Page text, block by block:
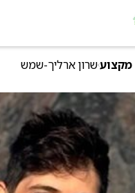
מקצועשרון ארליך-שמש